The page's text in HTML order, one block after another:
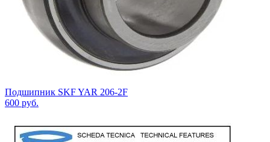
Подшипник SKF YAR 206-2F
600 руб.